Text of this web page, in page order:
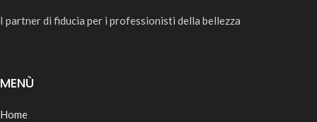
I partner di fiducia per i professionisti della bellezza
MENÙ
Home